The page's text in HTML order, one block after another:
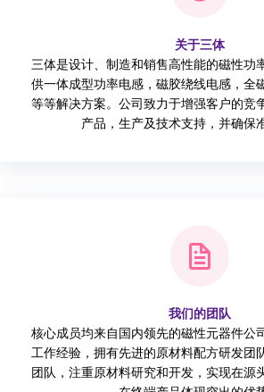
关于三体
三体是设计、制造和销售高性能的磁性功
供一体成型功率电感，磁胶绕线电感，全
等等解决方案。公司致力于增强客户的竞
产品，生产及技术支持，并确保
我们的团队
核心成员均来自国内领先的磁性元器件公
工作经验，拥有先进的原材料配方研发团
团队，注重原材料研究和开发，实现在源